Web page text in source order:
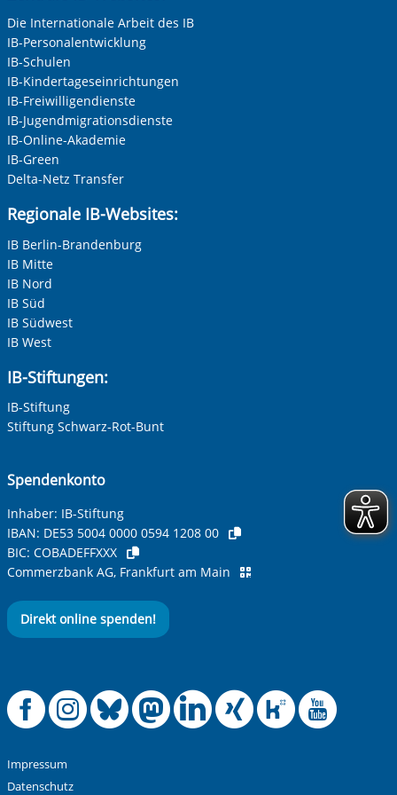
Die Internationale Arbeit des IB
IB-Personalentwicklung
IB-Schulen
IB-Kindertageseinrichtungen
IB-Freiwilligendienste
IB-Jugendmigrationsdienste
IB-Online-Akademie
IB-Green
Delta-Netz Transfer
Regionale IB-Websites:
IB Berlin-Brandenburg
IB Mitte
IB Nord
IB Süd
IB Südwest
IB West
IB-Stiftungen:
IB-Stiftung
Stiftung Schwarz-Rot-Bunt
Spendenkonto
Inhaber: IB-Stiftung
IBAN: DE53 5004 0000 0594 1208 00
BIC: COBADEFFXXX
Commerzbank AG, Frankfurt am Main
Direkt online spenden!
Offizielle
Offizielle
Offizielle
Offizielle
Offizielle
Impressum
Datenschutz